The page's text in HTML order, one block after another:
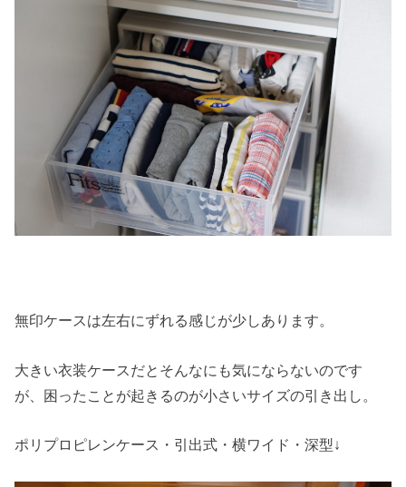
無印ケースは左右にずれる感じが少しあります。
大きい衣装ケースだとそんなにも気にならないのです
が、困ったことが起きるのが小さいサイズの引き出し。
ポリプロピレンケース・引出式・横ワイド・深型↓